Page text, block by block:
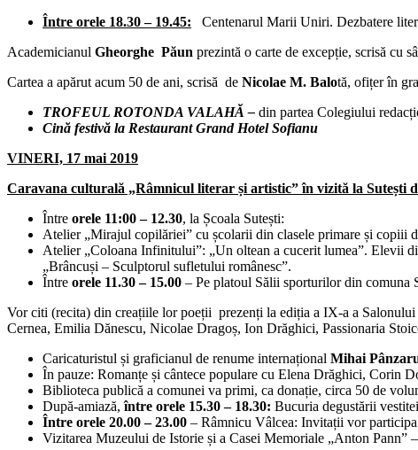
Între orele 18.30 – 19.45:
Centenarul Marii Uniri. Dezbatere
Academicianul Gheorghe Păun prezintă o carte de excepție, scrisă cu
Cartea a apărut acum 50 de ani, scrisă de Nicolae M. Balotă, ofițer în
TROFEUL ROTONDA VALAHĂ – din partea Colegiului
Cină festivă la Restaurant Grand Hotel Sofianu
VINERI, 17 mai 2019
Caravana culturală „Râmnicul literar și artistic”în vizită la Sutești
Între orele 11:00 – 12.30, la Școala Sutești:
Atelier „Mirajul copilăriei” cu școlarii din clasele primare și copiii
Atelier „Coloana Infinitului”: „Un oltean a cucerit lumea”. Elevii
„Brâncuși – Sculptorul sufletului românesc”.
Între orele 11.30 – 15.00 – Pe platoul Sălii sporturilor din comuna
Vor citi (recita) din creațiile lor poeții prezenți la ediția a IX-a a
Cernea, Emilia Dănescu, Nicolae Dragoș, Ion Drăghici, Passionaria
Caricaturistul și graficianul de renume internațional Mihai
În pauze: Romanțe și cântece populare cu Elena Drăghici, Corin
Biblioteca publică a comunei va primi, ca donație, circa 50 de
După-amiază,între orele 15.30 – 18.30: Bucuria degustării
Între orele 20.00 – 23.00 – Râmnicu Vâlcea: Invitații vor participa
Vizitarea Muzeului de Istorie și a Casei Memoriale „Anton Pann”